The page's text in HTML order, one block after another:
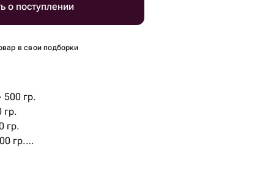
о поступлении
в свои подборки
500 гр.
гр.
гр.
гр.